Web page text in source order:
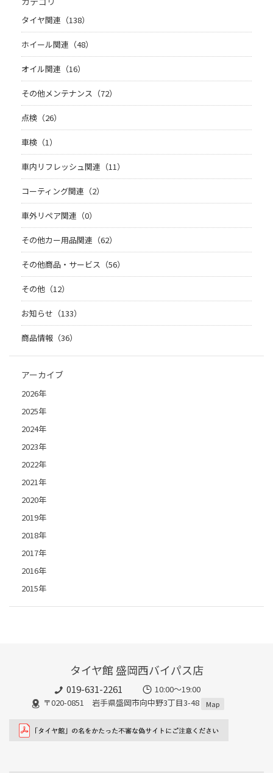
タイヤ関連（138）
ホイール関連（48）
オイル関連（16）
その他メンテナンス（72）
点検（26）
車検（1）
車内リフレッシュ関連（11）
コーティング関連（2）
車外リペア関連（0）
その他カー用品関連（62）
その他商品・サービス（56）
その他（12）
お知らせ（133）
商品情報（36）
アーカイブ
2026年
2025年
2024年
2023年
2022年
2021年
2020年
2019年
2018年
2017年
2016年
2015年
タイヤ館 盛岡西バイパス店
019-631-2261
10:00～19:00
〒020-0851 岩手県盛岡市向中野3丁目3-48
Map